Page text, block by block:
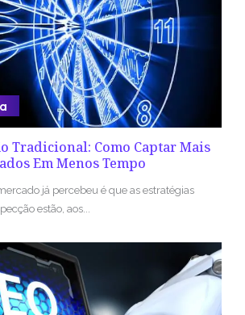
Tradicional: Como Captar Mais
Em Menos Tempo
já percebeu é que as estratégias
estão, aos...